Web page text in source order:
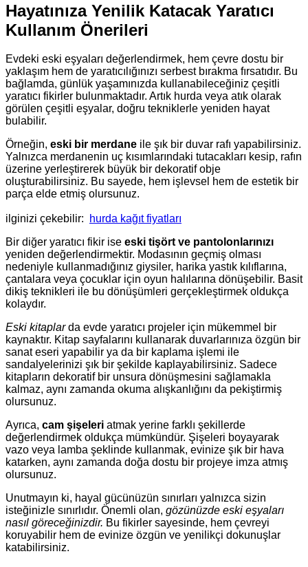
Hayatınıza Yenilik Katacak Yaratıcı
Kullanım Önerileri
Evdeki eski eşyaları değerlendirmek, hem çevre dostu bir
yaklaşım hem de yaratıcılığınızı serbest bırakma fırsatıdır. Bu
bağlamda, günlük yaşamınızda kullanabileceğiniz çeşitli
yaratıcı fikirler bulunmaktadır. Artık hurda veya atık olarak
görülen çeşitli eşyalar, doğru tekniklerle yeniden hayat
bulabilir.
Örneğin, eski bir merdane ile şık bir duvar rafı yapabilirsiniz.
Yalnızca merdanenin uç kısımlarındaki tutacakları kesip, rafın
üzerine yerleştirerek büyük bir dekoratif obje
oluşturabilirsiniz. Bu sayede, hem işlevsel hem de estetik bir
parça elde etmiş olursunuz.
ilginizi çekebilir:
hurda kağıt fiyatları
Bir diğer yaratıcı fikir ise eski tişört ve pantolonlarınızı
yeniden değerlendirmektir. Modasının geçmiş olması
nedeniyle kullanmadığınız giysiler, harika yastık kılıflarına,
çantalara veya çocuklar için oyun halılarına dönüşebilir. Basit
dikiş teknikleri ile bu dönüşümleri gerçekleştirmek oldukça
kolaydır.
Eski kitaplarda evde yaratıcı projeler için mükemmel bir
kaynaktır. Kitap sayfalarını kullanarak duvarlarınıza özgün bir
sanat eseri yapabilir ya da bir kaplama işlemi ile
sandalyelerinizi şık bir şekilde kaplayabilirsiniz. Sadece
kitapların dekoratif bir unsura dönüşmesini sağlamakla
kalmaz, aynı zamanda okuma alışkanlığını da pekiştirmiş
olursunuz.
Ayrıca, cam şişeleri atmak yerine farklı şekillerde
değerlendirmek oldukça mümkündür. Şişeleri boyayarak
vazo veya lamba şeklinde kullanmak, evinize şık bir hava
katarken, aynı zamanda doğa dostu bir projeye imza atmış
olursunuz.
Unutmayın ki, hayal gücünüzün sınırları yalnızca sizin
isteğinizle sınırlıdır. Önemli olan, gözünüzde eski eşyaları
nasıl göreceğinizdir. Bu fikirler sayesinde, hem çevreyi
koruyabilir hem de evinize özgün ve yenilikçi dokunuşlar
katabilirsiniz.